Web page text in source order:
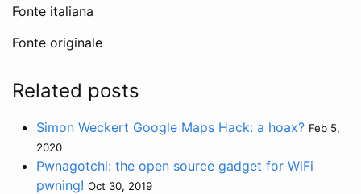
Fonte italiana
Fonte originale
Related posts
Simon Weckert Google Maps Hack: a hoax? Feb 5,
2020
Pwnagotchi: the open source gadget for WiFi
pwning! Oct 30, 2019